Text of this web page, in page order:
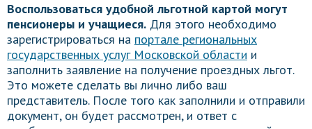
Воспользоваться удобной льготной картой могут
пенсионеры и учащиеся. Для этого необходимо
зарегистрироваться на портале региональных
государственных услуг Московской области и
заполнить заявление на получение проездных льгот.
Это можете сделать вы лично либо ваш
представитель. После того как заполнили и отправили
документ, он будет рассмотрен, и ответ с